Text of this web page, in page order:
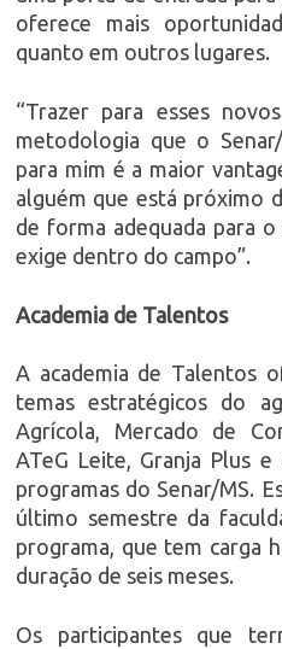
oferece mais
quanto em outros lugares.
“Trazer para esses
metodologia que o
para mim é a maior
alguém que está próximo
de forma adequada para
exige dentro do campo”.
Academia de Talentos
A academia de Talentos
temas estratégicos do
Agrícola, Mercado de
ATeG Leite, Granja Plus
programas do Senar/MS.
último semestre da
programa, que tem carga
duração de seis meses.
Os participantes que